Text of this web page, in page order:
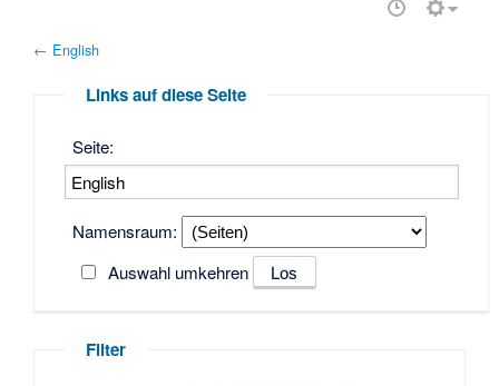
← English
Links auf diese Seite
Seite:
Namensraum:
Auswahl umkehren
Filter